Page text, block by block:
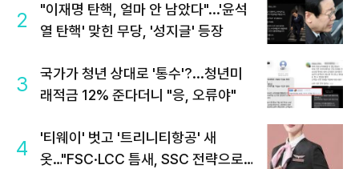
2
"이재명 탄핵, 얼마 안 남았다"...'윤석
열 탄핵' 맞힌 무당, '성지글' 등장
3
국가가 청년 상대로 '통수'?...청년미
래적금 12% 준다더니 "응, 오류야"
4
'티웨이' 벗고 '트리니티항공' 새
옷…"FSC·LCC 틈새, SSC 전략으로